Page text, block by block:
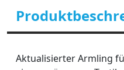
Aktualisierter Armling